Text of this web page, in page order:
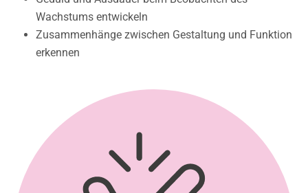
Wachstums entwickeln
Zusammenhänge zwischen Gestaltung und Funktion
erkennen